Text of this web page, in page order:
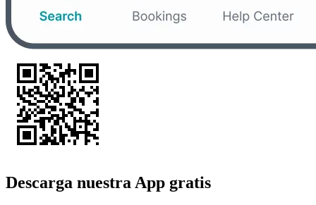
Descarga nuestra App gratis